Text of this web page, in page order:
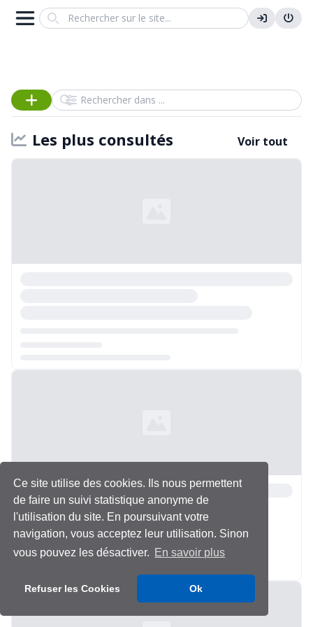
Ce site utilise des cookies. Ils nous permettent
de faire un suivi statistique anonyme de
l'utilisation du site. En poursuivant votre
navigation, vous acceptez leur utilisation. Sinon
vous pouvez les désactiver. En savoir plus
Refuser les Cookies Ok
Search
Rechercher dans
Les plus consultés Voir tout
Chargement...
Chargement...